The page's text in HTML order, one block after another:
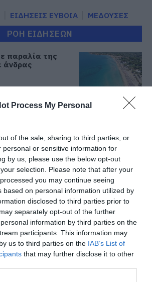
Process My Personal
of the sale, sharing to third parties, or
personal or sensitive information for
by us, please use the below opt-out
selection. Please note that after your
you may continue seeing
based on personal information utilized by
disclosed to third parties prior to
separately opt-out of the further
information by third parties on the
participants. This information may
us to third parties on the IAB’s List of
that may further disclose it to other
ΕΙΔΗΣΕΙΣ ΕΥΒΟΙΑ ΜΕΔΟΥΣΕΣ
ΡΟΗ ΕΙΔΗΣΕΩΝ
παραλία της
άνδρας
κύκλος από το
– Πότε
2,4 εκατ.
αλλάζουν
2026-2027:
σήμερα –
απαγορεύσεις